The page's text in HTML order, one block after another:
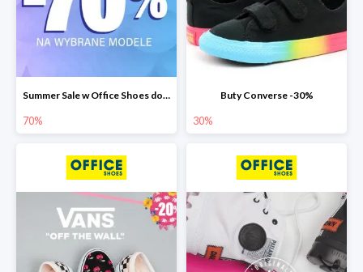
Summer Sale w Office Shoes do -70%
70%
Buty Converse -30%
30%